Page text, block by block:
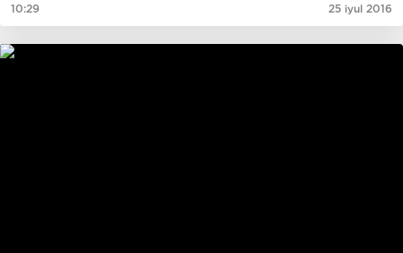
10:29 25 iyul 2016